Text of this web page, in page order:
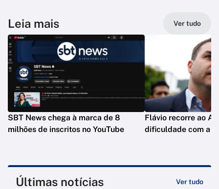
Leia mais Ver tudo
SBT News chega à marca de 8
milhões de inscritos no YouTube
Flávio recorre ao
dificuldade com a
Últimas notícias Ver tudo